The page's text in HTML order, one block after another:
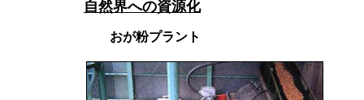
自然界への資源化
おが粉プラント